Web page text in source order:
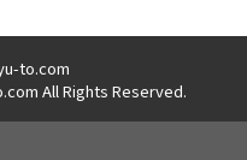
to.com
All Rights Reserved.